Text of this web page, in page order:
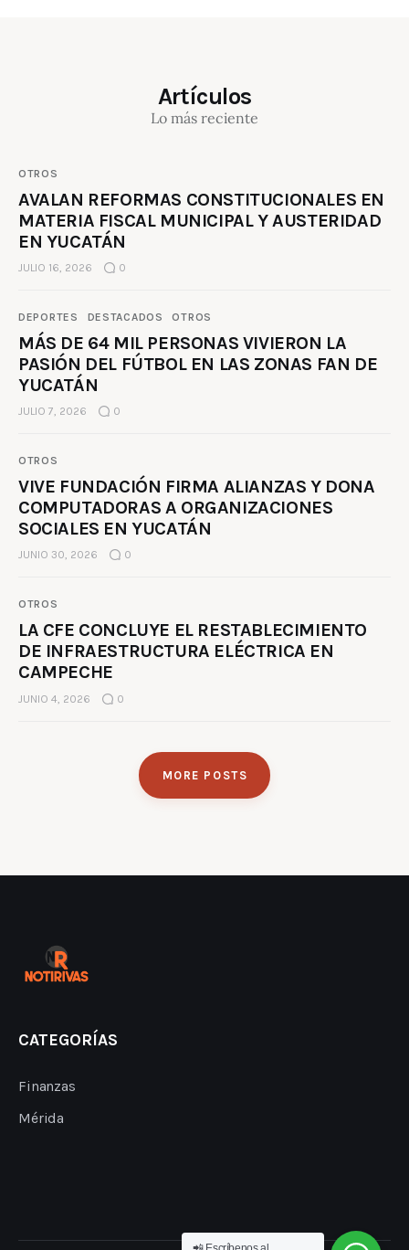
Artículos
Lo más reciente
OTROS
AVALAN REFORMAS CONSTITUCIONALES EN
MATERIA FISCAL MUNICIPAL Y AUSTERIDAD
EN YUCATÁN
JULIO 16, 2026 0
DEPORTES DESTACADOS OTROS
MÁS DE 64 MIL PERSONAS VIVIERON LA
PASIÓN DEL FÚTBOL EN LAS ZONAS FAN DE
YUCATÁN
JULIO 7, 2026 0
OTROS
VIVE FUNDACIÓN FIRMA ALIANZAS Y DONA
COMPUTADORAS A ORGANIZACIONES
SOCIALES EN YUCATÁN
JUNIO 30, 2026 0
OTROS
LA CFE CONCLUYE EL RESTABLECIMIENTO
DE INFRAESTRUCTURA ELÉCTRICA EN
CAMPECHE
JUNIO 4, 2026 0
MORE POSTS
CATEGORÍAS
Finanzas
Mérida